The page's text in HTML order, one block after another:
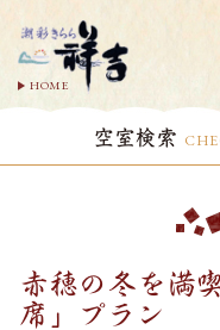
HOME
空室検索
赤穂の冬を満
席」プラン